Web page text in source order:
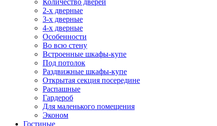
Количество дверей
2-х дверные
3-х дверные
4-х дверные
Особенности
Во всю стену
Встроенные шкафы-купе
Под потолок
Раздвижные шкафы-купе
Открытая секция посередине
Распашные
Гардероб
Для маленького помещения
Эконом
Гостиные